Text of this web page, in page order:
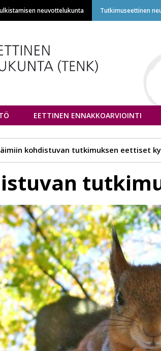
neuvottelukunta Tutkimuseettinen
neuvottelukunta
EETTINEN ENNAKKOARVIOINTI
kohdistuvan tutkimuksen eettiset